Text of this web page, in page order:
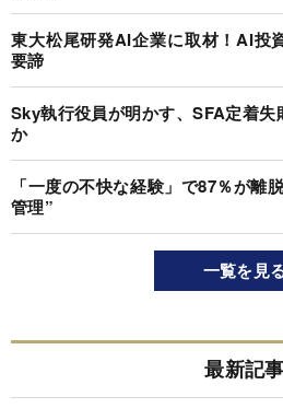
東大松尾研発AI企業に取材！AI投
要諦
Sky執行役員が明かす、SFA定着
か
「一度の不快な経験」で87％が
管理”
一覧を見
最新記事